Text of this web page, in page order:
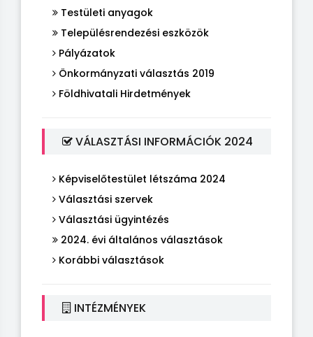
Testületi anyagok
Településrendezési eszközök
Pályázatok
Önkormányzati választás 2019
Földhivatali Hirdetmények
VÁLASZTÁSI INFORMÁCIÓK 2024
Képviselőtestület létszáma 2024
Választási szervek
Választási ügyintézés
2024. évi általános választások
Korábbi választások
INTÉZMÉNYEK